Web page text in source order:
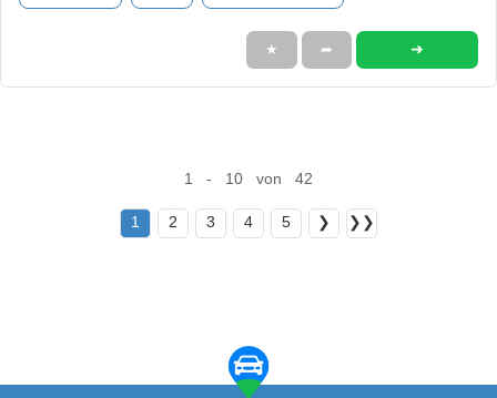
★ ➦ ➜
1 - 10 von 42
1 2 3 4 5 ❯ ❯❯